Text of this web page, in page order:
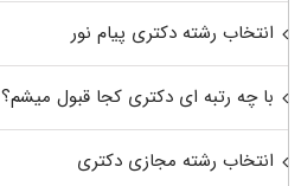
انتخاب رشته دکتری پیام نور
با چه رتبه ای دکتری کجا قبول میشم؟
انتخاب رشته مجازی دکتری